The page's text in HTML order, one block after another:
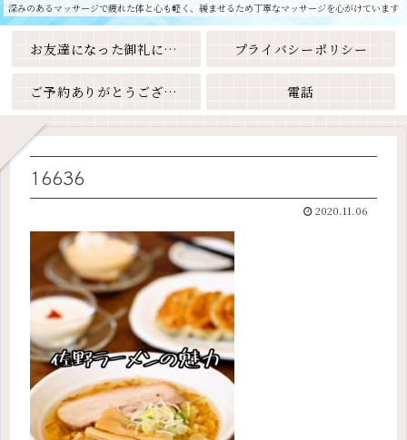
深みのあるマッサージで疲れた体と心も軽く、緩ませるため丁寧なマッサージを心がけています
お友達になった御礼に素敵なクーポンをプレゼント🎁 プライバシーポリシー
ご予約ありがとうございます 電話
16636
2020.11.06